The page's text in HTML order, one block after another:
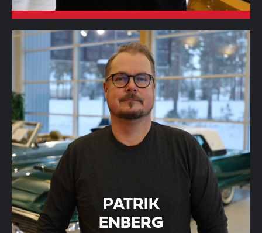
PATRIK
ENBERG